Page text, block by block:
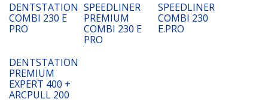
DENTSTATION
COMBI 230 E
PRO
SPEEDLINER
PREMIUM
COMBI 230 E
PRO
SPEEDLINER
COMBI 230
E.PRO
DENTSTATION
PREMIUM
EXPERT 400 +
ARCPULL 200